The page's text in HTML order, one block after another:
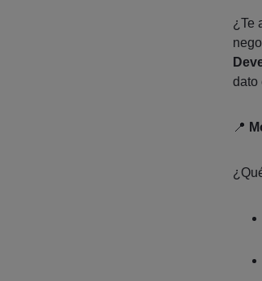
¿Te
dato
📍